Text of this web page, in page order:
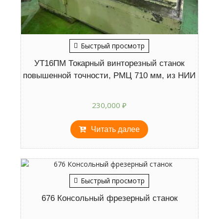
Быстрый просмотр
УТ16ПМ Токарный винторезный станок
повышенной точности, РМЦ 710 мм, из НИИ
230,000₽
Читать далее
Быстрый просмотр
676 Консольный фрезерный станок